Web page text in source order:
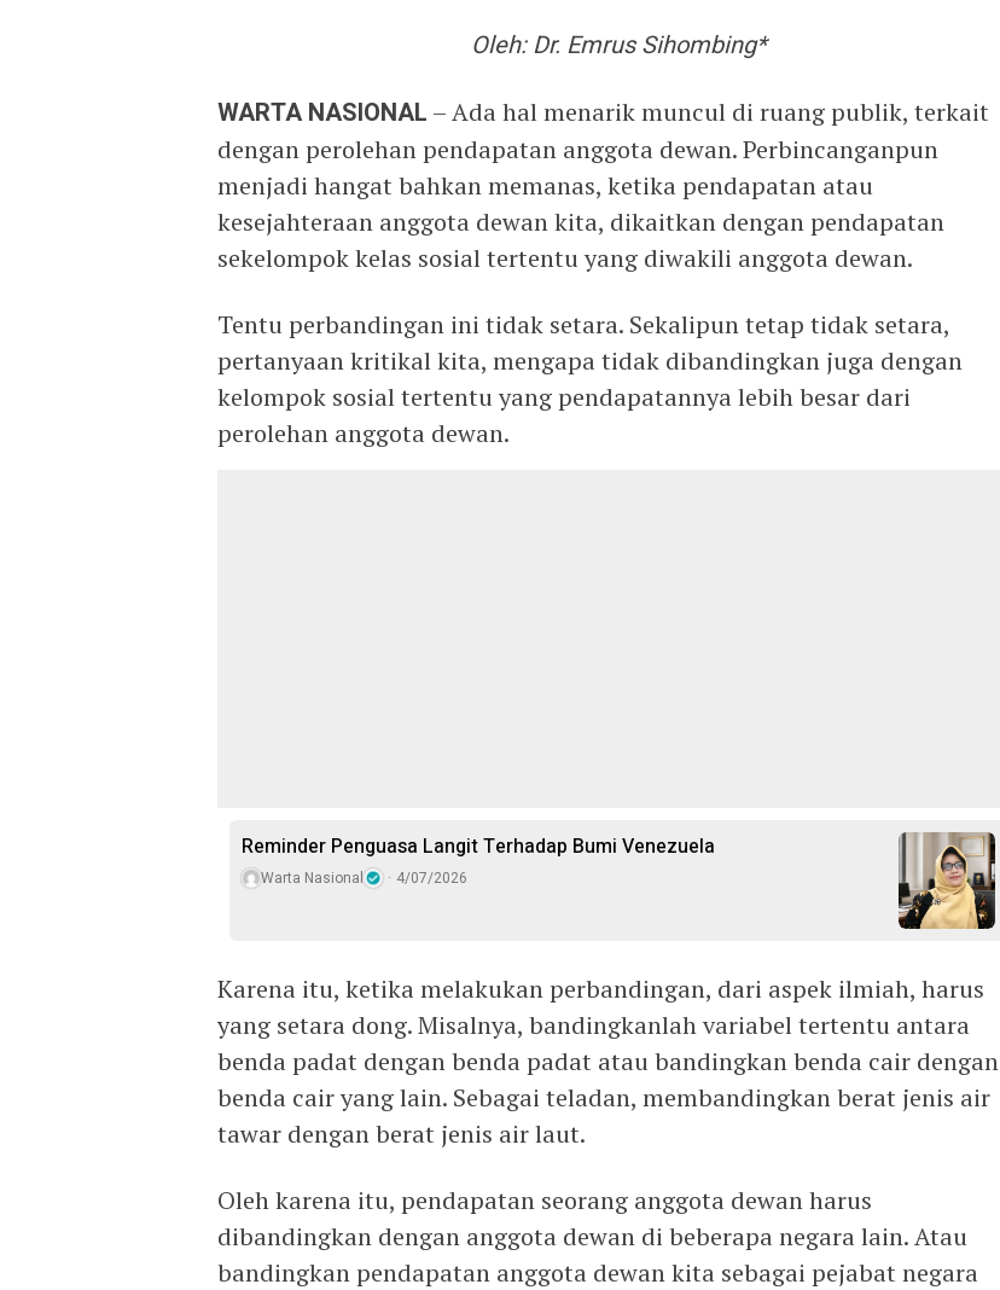
Oleh: Dr. Emrus Sihombing*
WARTA NASIONAL – Ada hal menarik muncul di ruang publik, terkait
dengan perolehan pendapatan anggota dewan. Perbincanganpun
menjadi hangat bahkan memanas, ketika pendapatan atau
kesejahteraan anggota dewan kita, dikaitkan dengan pendapatan
sekelompok kelas sosial tertentu yang diwakili anggota dewan.
Tentu perbandingan ini tidak setara. Sekalipun tetap tidak setara,
pertanyaan kritikal kita, mengapa tidak dibandingkan juga dengan
kelompok sosial tertentu yang pendapatannya lebih besar dari
perolehan anggota dewan.
Reminder Penguasa Langit Terhadap Bumi Venezuela
Warta Nasional 4/07/2026
Karena itu, ketika melakukan perbandingan, dari aspek ilmiah, harus
yang setara dong. Misalnya, bandingkanlah variabel tertentu antara
benda padat dengan benda padat atau bandingkan benda cair dengan
benda cair yang lain. Sebagai teladan, membandingkan berat jenis air
tawar dengan berat jenis air laut.
Oleh karena itu, pendapatan seorang anggota dewan harus
dibandingkan dengan anggota dewan di beberapa negara lain. Atau
bandingkan pendapatan anggota dewan kita sebagai pejabat negara